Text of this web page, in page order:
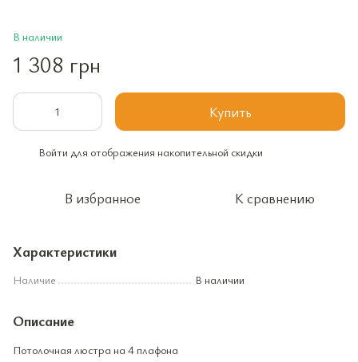
В наличии
1 308 грн
Купить
Войти для отображения накопительной скидки
В избранное К сравнению
Характеристики
Наличие В наличии
Описание
Потолочная люстра на 4 плафона